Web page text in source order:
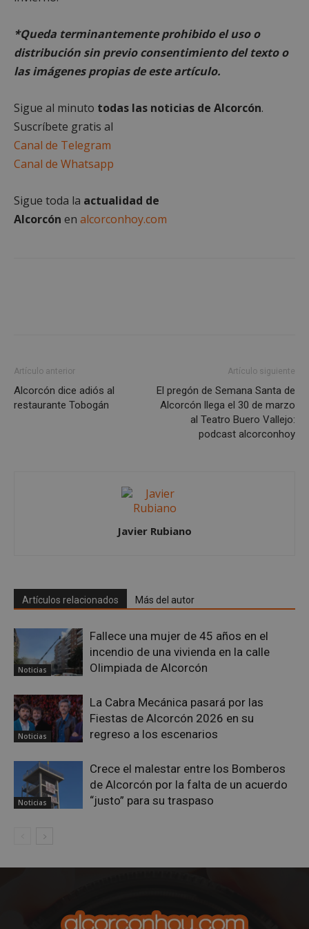
*Queda terminantemente prohibido el uso o
distribución sin previo consentimiento del texto o
las imágenes propias de este artículo.
Sigue al minuto todas las noticias de Alcorcón.
Suscríbete gratis al
Canal de Telegram
Canal de Whatsapp
Sigue toda la actualidad de
Alcorcón en alcorconhoy.com
Artículo anterior
Alcorcón dice adiós al
restaurante Tobogán
Artículo siguiente
El pregón de Semana Santa de
Alcorcón llega el 30 de marzo
al Teatro Buero Vallejo:
podcast alcorconhoy
Javier Rubiano
Artículos relacionados Más del autor
Noticias
Fallece una mujer de 45 años en el
incendio de una vivienda en la calle
Olimpiada de Alcorcón
Noticias
La Cabra Mecánica pasará por las
Fiestas de Alcorcón 2026 en su
regreso a los escenarios
Noticias
Crece el malestar entre los Bomberos
de Alcorcón por la falta de un acuerdo
“justo” para su traspaso
Cookies estrictamente necesarias
inicio de sesión de usuario y la gestión de cuentas.
El sitio web no se puede utilizar correctamente sin
las cookies estrictamente necesarias.
sp_landing
Spotify Inc.
.spotify.com
23 horas 59
VISITOR_PRIVACY_METADATA
YouTube